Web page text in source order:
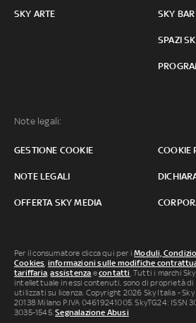
SKY ARTE SKY BAR
SPAZI
Note legali:
GESTIONE COOKIE COOKIE
NOTE LEGALI
OFFERTA SKY MEDIA
Per il consumatore clicca qui per iModuli,
Cookies, informazioni sulle modifiche
tariffaria,assistenza econtatti. Tutti i marchi
intellettuale in essi contenuti, sono di proprietà di
utilizzati su licenza. Copyright 2026 Sky Italia -
20138 Milano P.IVA 04619241005. SkyTG24: ISSN
3035-1545.Segnalazione Abusi